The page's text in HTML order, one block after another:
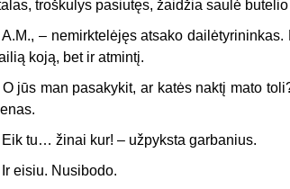
troškulys pasiutęs, žai­džia saulė
– nemirktelėjęs atsako
koją, bet ir atmintį.
jūs man pasakykit, ar katės naktį mato
tu… žinai kur! – užpyksta garbanius.
eisiu. Nusibodo.